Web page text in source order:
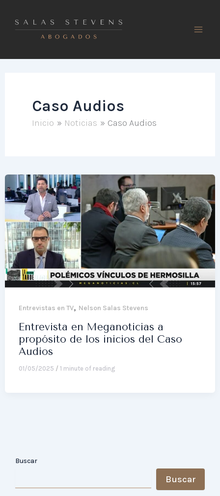
contenido
Caso Audios
Inicio Noticias Caso Audios
Entrevistas en TV, Nelson Salas Stevens
Entrevista en Meganoticias a
propósito de los inicios del Caso
Audios
01/05/2025 / 1 minute of reading
Buscar
Buscar